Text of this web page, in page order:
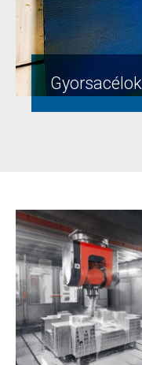
Gyorsacélok